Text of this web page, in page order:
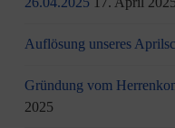
Auflösung unseres
Gründung vom
2025